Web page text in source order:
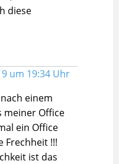
diese
um 19:34 Uhr
einem
meiner Office
ein Office
Frechheit !!!
ist das